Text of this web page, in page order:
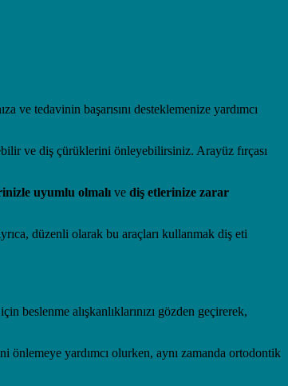
ve tedavinin başarısını desteklemenize yardımcı
ve diş çürüklerini önleyebilirsiniz. Arayüz fırçası
uyumlu olmalı ve diş etlerinize zarar
düzenli olarak bu araçları kullanmak diş eti
beslenme alışkanlıklarınızı gözden geçirerek,
önlemeye yardımcı olurken, aynı zamanda ortodontik